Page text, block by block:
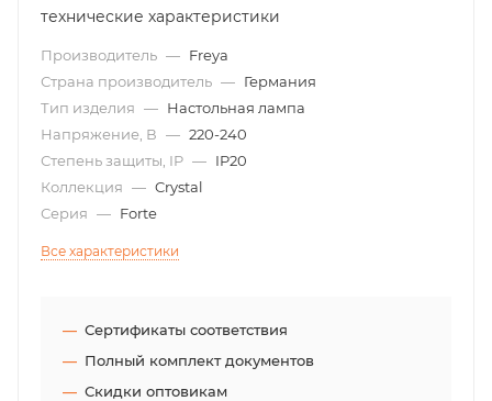
технические характеристики
Производитель — Freya
Страна производитель — Германия
Тип изделия — Настольная лампа
Напряжение, В — 220-240
Степень защиты, IP — IP20
Коллекция — Crystal
Серия — Forte
Все характеристики
Сертификаты соответствия
Полный комплект документов
Скидки оптовикам